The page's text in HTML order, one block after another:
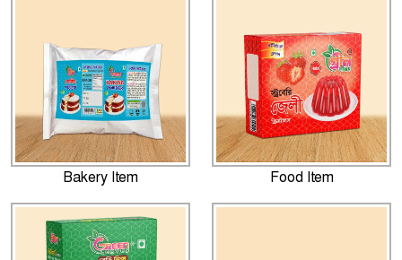
Bakery Item Food Item